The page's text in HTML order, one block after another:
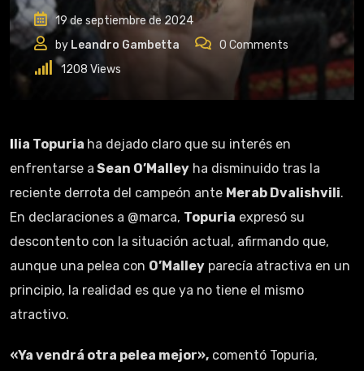
19 de septiembre de 2024
by Leandro Gambetta 0 Comments
1208 Views
Ilia Topuria ha dejado claro que su interés en
enfrentarse a Sean O’Malley ha disminuido tras la
reciente derrota del campeón ante Merab Dvalishvili.
En declaraciones a @marca, Topuria expresó su
descontento con la situación actual, afirmando que,
aunque una pelea con O’Malley parecía atractiva en un
principio, la realidad es que ya no tiene el mismo
atractivo.
«Ya vendrá otra pelea mejor», comentó Topuria,